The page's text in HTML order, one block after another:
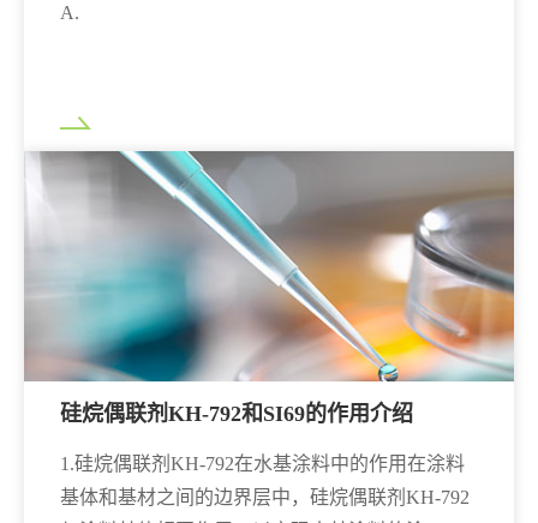
A.
硅烷偶联剂KH-792和SI69的作用介绍
1.硅烷偶联剂KH-792在水基涂料中的作用在涂料
基体和基材之间的边界层中，硅烷偶联剂KH-792